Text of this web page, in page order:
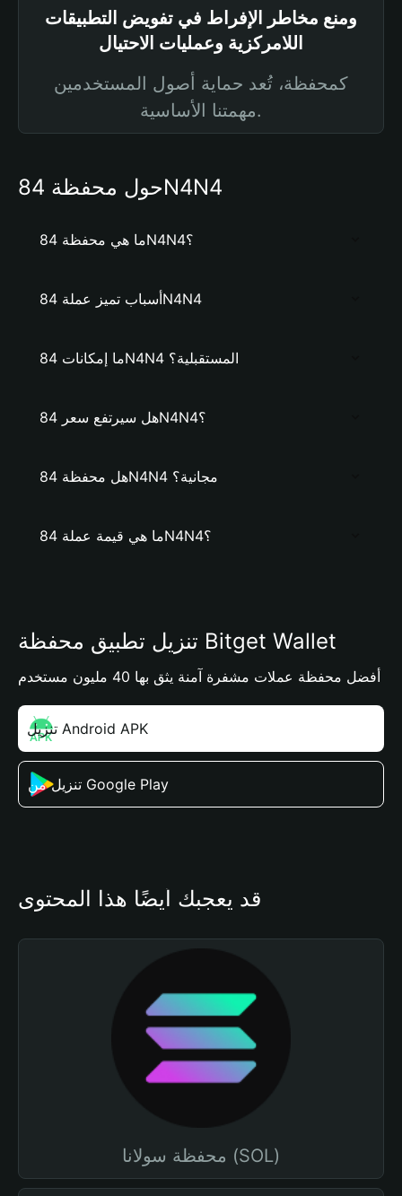
ومنع مخاطر الإفراط في تفويض التطبيقات
اللامركزية وعمليات الاحتيال
كمحفظة، تُعد حماية أصول المستخدمين
مهمتنا الأساسية.
حول محفظة 84N4N4
ما هي محفظة 84N4N4؟
أسباب تميز عملة 84N4N4
ما إمكانات 84N4N4 المستقبلية؟
هل سيرتفع سعر 84N4N4؟
هل محفظة 84N4N4 مجانية؟
ما هي قيمة عملة 84N4N4؟
تنزيل تطبيق محفظة Bitget Wallet
أفضل محفظة عملات مشفرة آمنة يثق بها 40 مليون مستخدم
تنزيل Android APK
تنزيل من Google Play
قد يعجبك أيضًا هذا المحتوى
محفظة سولانا (SOL)